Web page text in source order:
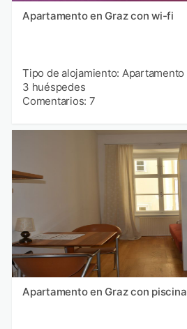
Apartamento en Graz con wi-fi
Tipo de alojamiento: Apartamento
3 huéspedes
Comentarios: 7
Apartamento en Graz con piscina